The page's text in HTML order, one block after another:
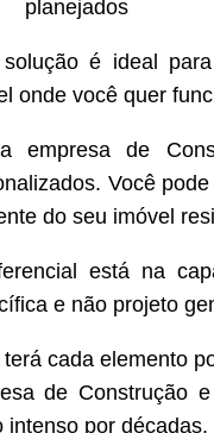
planejados
é ideal
onde você quer
empresa de
Você
do seu imóvel
está na
e não projeto
terá cada elemento
de Construção
intenso por décadas.